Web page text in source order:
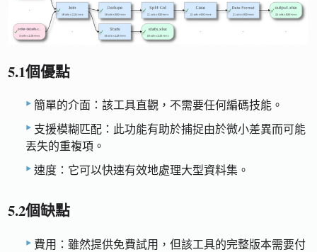
5.1個優點
簡單的介面：該工具直觀，不需要任何編碼技能。
支援模糊匹配：此功能有助於捕捉由於微小差異而可能
丟失的重複項。
速度：它可以快速有效地處理大型資料集。
5.2個缺點
費用：雖然提供免費試用，但該工具的完整版本需要付